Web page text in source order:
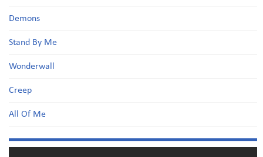
Demons
Stand By Me
Wonderwall
Creep
All Of Me